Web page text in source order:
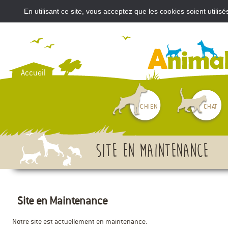
Accueil
CHIEN CHAT
Site en maintenance
Site en Maintenance
Notre site est actuellement en maintenance.
VOUS AVEZ ACHETÉ UN
En utilisant ce site, vous acceptez que les cookies soient